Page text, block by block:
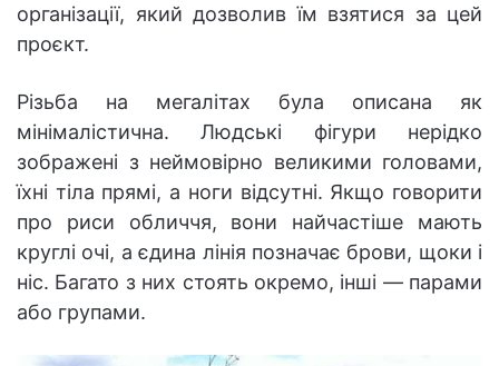
організації, який дозволив їм взятися за цей
проєкт.
Різьба на мегалітах була описана як
мінімалістична. Людські фігури нерідко
зображені з неймовірно великими головами,
їхні тіла прямі, а ноги відсутні. Якщо говорити
про риси обличчя, вони найчастіше мають
круглі очі, а єдина лінія позначає брови, щоки і
ніс. Багато з них стоять окремо, інші — парами
або групами.